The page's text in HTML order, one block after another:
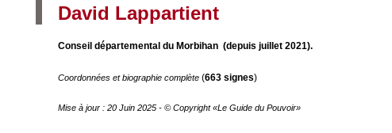
David Lappartient
Conseil départemental du Morbihan (depuis juillet 2021).
Coordonnées et biographie complète (663 signes)
Mise à jour : 20 Juin 2025 - © Copyright «Le Guide du Pouvoir»